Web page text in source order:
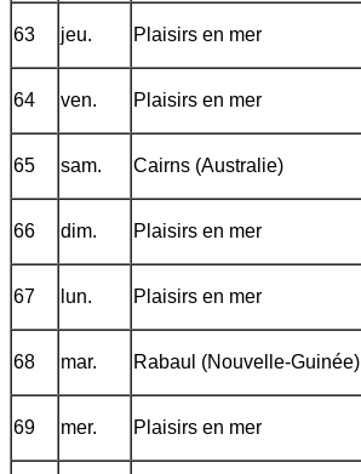
63 jeu. Plaisirs en mer
64 ven. Plaisirs en mer
65 sam. Cairns (Australie)
66 dim. Plaisirs en mer
67 lun. Plaisirs en mer
68 mar. Rabaul (Nouvelle-Guinée)
69 mer. Plaisirs en mer